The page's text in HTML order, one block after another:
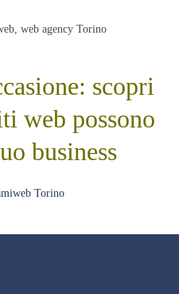
scopri
web possono
business